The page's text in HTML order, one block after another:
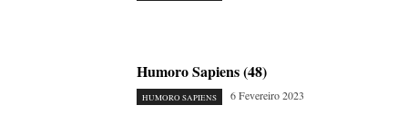
Humoro Sapiens (48)
HUMORO SAPIENS 6 Fevereiro 2023